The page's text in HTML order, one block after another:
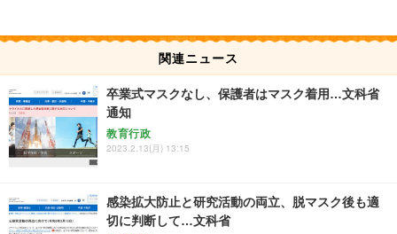
関連ニュース
卒業式マスクなし、保護者はマスク着用…文科省
通知
教育行政
2023.2.13(月) 13:15
感染拡大防止と研究活動の両立、脱マスク後も適
切に判断して…文科省